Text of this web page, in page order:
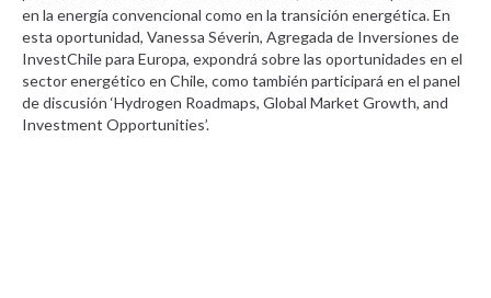
en la energía convencional como en la transición energética. En
esta oportunidad, Vanessa Séverin, Agregada de Inversiones de
InvestChile para Europa, expondrá sobre las oportunidades en el
sector energético en Chile, como también participará en el panel
de discusión ‘Hydrogen Roadmaps, Global Market Growth, and
Investment Opportunities’.